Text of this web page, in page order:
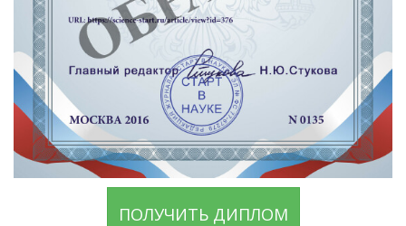
ПОЛУЧИТЬ ДИПЛОМ